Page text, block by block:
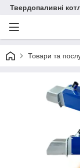
Твердопаливні
Товари та